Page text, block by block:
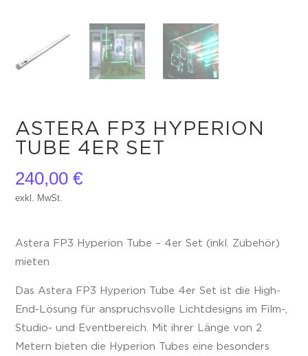
ASTERA FP3 HYPERION
TUBE 4ER SET
240,00€
exkl. MwSt.
Astera FP3 Hyperion Tube – 4er Set (inkl. Zubehör)
mieten
Das Astera FP3 Hyperion Tube 4er Set ist die High-
End-Lösung für anspruchsvolle Lichtdesigns im Film-,
Studio- und Eventbereich. Mit ihrer Länge von 2
Metern bieten die Hyperion Tubes eine besonders